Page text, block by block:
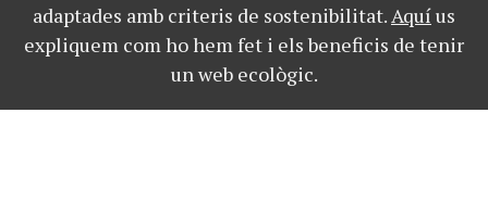
adaptades amb criteris de sostenibilitat.Aquíus
expliquem com ho hem fet i els beneficis de tenir
un web ecològic.